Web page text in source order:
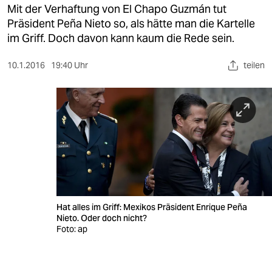
kultur
sport
berlin
wahrheit
Mit der Verhaftung von El Chapo Guzmán tut
Präsident Peña Nieto so, als hätte man die Kartelle
im Griff. Doch davon kann kaum die Rede sein.
10.1.2016 19:40 Uhr teilen
Hat alles im Griff: Mexikos Präsident Enrique Peña
Nieto. Oder doch nicht?
Foto: ap